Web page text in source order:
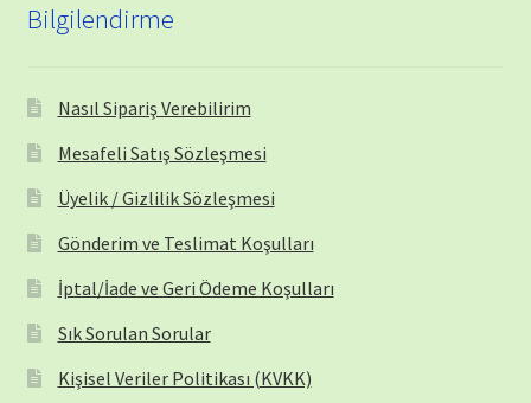
Bilgilendirme
Nasıl Sipariş Verebilirim
Mesafeli Satış Sözleşmesi
Üyelik / Gizlilik Sözleşmesi
Gönderim ve Teslimat Koşulları
İptal/İade ve Geri Ödeme Koşulları
Sık Sorulan Sorular
Kişisel Veriler Politikası (KVKK)